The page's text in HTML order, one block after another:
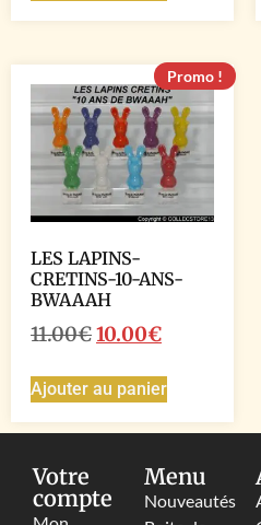
Promo !
LES LAPINS-
CRETINS-10-ANS-
BWAAAH
11.00€10.00€
Ajouter au panier
Votre
compte
Menu
Nouveautés